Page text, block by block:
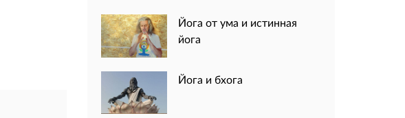
Йога от ума и истинная
йога
Йога и бхога